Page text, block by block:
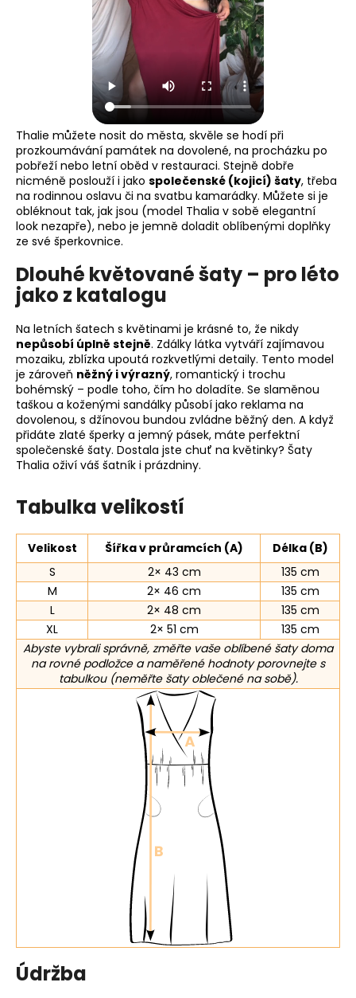
Thalie můžete nosit do města, skvěle se hodí při
prozkoumávání památek na dovolené, na procházku po
pobřeží nebo letní oběd v restauraci. Stejně dobře
nicméně poslouží i jako společenské (kojicí) šaty, třeba
na rodinnou oslavu či na svatbu kamarádky. Můžete si je
obléknout tak, jak jsou (model Thalia v sobě elegantní
look nezapře), nebo je jemně doladit oblíbenými doplňky
ze své šperkovnice.
Dlouhé květované šaty – pro léto
jako z katalogu
Na letních šatech s květinami je krásné to, že nikdy
nepůsobí úplně stejně. Zdálky látka vytváří zajímavou
mozaiku, zblízka upoutá rozkvetlými detaily. Tento model
je zároveň něžný i výrazný, romantický i trochu
bohémský – podle toho, čím ho doladíte. Se slaměnou
taškou a koženými sandálky působí jako reklama na
dovolenou, s džínovou bundou zvládne běžný den. A když
přidáte zlaté šperky a jemný pásek, máte perfektní
společenské šaty. Dostala jste chuť na květinky? Šaty
Thalia oživí váš šatník i prázdniny.
Tabulka velikostí
Velikost Šířka v průramcích (A)
Délka (B)
S
2× 43 cm
135 cm
M
2× 46 cm
135 cm
L
2× 48 cm
135 cm
XL
2× 51 cm
135 cm
Abyste vybrali správně, změřte vaše oblíbené šaty doma
na rovné podložce a naměřené hodnoty porovnejte s
tabulkou (neměřte šaty oblečené na sobě).
Údržba